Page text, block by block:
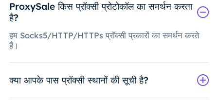
ProxySale किस प्रॉक्सी प्रोटोकॉल का समर्थन करता
है?
हम Socks5/HTTP/HTTPs प्रॉक्सी प्रकारों का समर्थन करते
हैं।
क्या आपके पास प्रॉक्सी स्थानों की सूची है?